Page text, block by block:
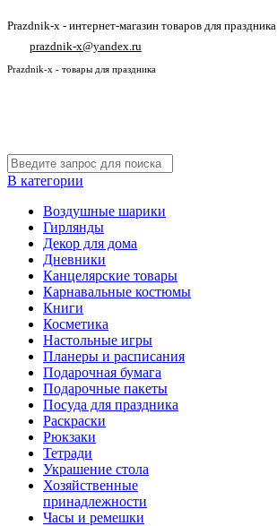
Prazdnik-x - интернет-магазин товаров для праздника
prazdnik-x@yandex.ru
Prazdnik-x - товары для праздника
В категории
Воздушные шарики
Гирлянды
Декор для дома
Дневники
Канцелярские товары
Карнавальные костюмы
Книги
Косметика
Настольные игры
Планеры и расписания
Подарочная бумага
Подарочные пакеты
Посуда для праздника
Раскраски
Рюкзаки
Тетради
Украшение стола
Хозяйственные
принадлежности
Часы и ремешки